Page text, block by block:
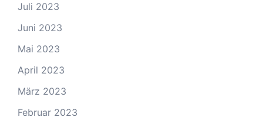
Juli 2023
Juni 2023
Mai 2023
April 2023
März 2023
Februar 2023